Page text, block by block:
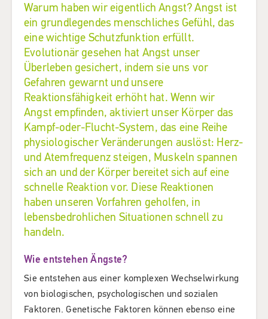
Warum haben wir eigentlich Angst? Angst ist
ein grundlegendes menschliches Gefühl, das
eine wichtige Schutzfunktion erfüllt.
Evolutionär gesehen hat Angst unser
Überleben gesichert, indem sie uns vor
Gefahren gewarnt und unsere
Reaktionsfähigkeit erhöht hat. Wenn wir
Angst empfinden, aktiviert unser Körper das
Kampf-oder-Flucht-System, das eine Reihe
physiologischer Veränderungen auslöst: Herz-
und Atemfrequenz steigen, Muskeln spannen
sich an und der Körper bereitet sich auf eine
schnelle Reaktion vor. Diese Reaktionen
haben unseren Vorfahren geholfen, in
lebensbedrohlichen Situationen schnell zu
handeln.
Wie entstehen Ängste?
Sie entstehen aus einer komplexen Wechselwirkung
von biologischen, psychologischen und sozialen
Faktoren. Genetische Faktoren können ebenso eine